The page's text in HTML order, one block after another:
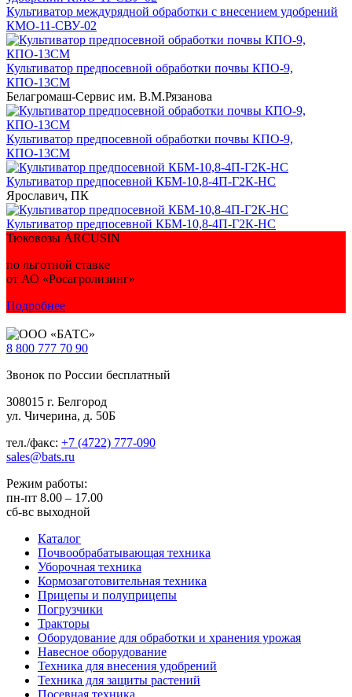
Культиватор междурядной обработки с внесением удобрений
КМО-11-СВУ-02
Культиватор предпосевной обработки почвы КПО-9,
КПО-13СМ
Белагромаш-Сервис им. В.М.Рязанова
Культиватор предпосевной обработки почвы КПО-9,
КПО-13СМ
Культиватор предпосевной КБМ-10,8-4П-Г2К-НС
Ярославич, ПК
Культиватор предпосевной КБМ-10,8-4П-Г2К-НС
Тюковозы ARCUSIN
по льготной ставке
от АО «Росагролизинг»
Подробнее
8 800 777 70 90
Звонок по России бесплатный
308015 г. Белгород
ул. Чичерина, д. 50Б
тел./факс: +7 (4722) 777-090
sales@bats.ru
Режим работы:
пн-пт 8.00 – 17.00
сб-вс выходной
Каталог
Почвообрабатывающая техника
Уборочная техника
Кормозаготовительная техника
Прицепы и полуприцепы
Погрузчики
Тракторы
Оборудование для обработки и хранения урожая
Навесное оборудование
Техника для внесения удобрений
Техника для защиты растений
Посевная техника